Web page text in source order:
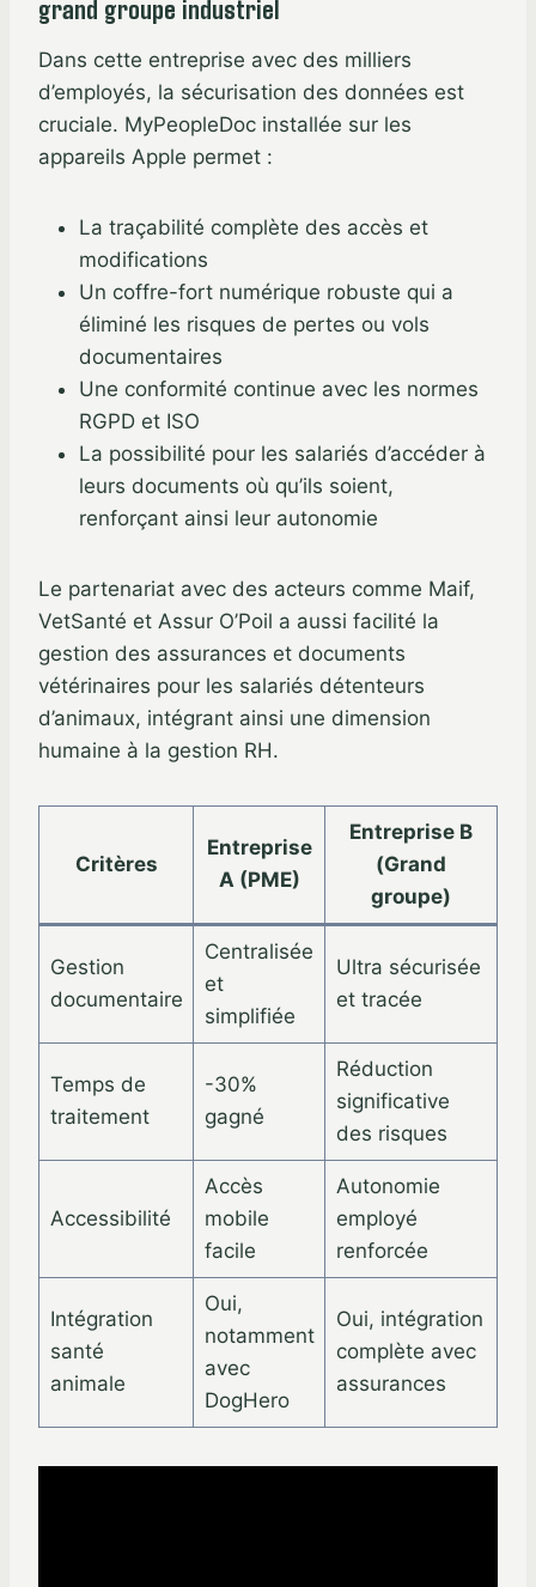
grand groupe industriel
Dans cette entreprise avec des milliers
d’employés, la sécurisation des données est
cruciale. MyPeopleDoc installée sur les
appareils Apple permet :
La traçabilité complète des accès et
modifications
Un coffre-fort numérique robuste qui a
éliminé les risques de pertes ou vols
documentaires
Une conformité continue avec les normes
RGPD et ISO
La possibilité pour les salariés d’accéder à
leurs documents où qu’ils soient,
renforçant ainsi leur autonomie
Le partenariat avec des acteurs comme Maif,
VetSanté et Assur O’Poil a aussi facilité la
gestion des assurances et documents
vétérinaires pour les salariés détenteurs
d’animaux, intégrant ainsi une dimension
humaine à la gestion RH.
Critères
Entreprise
A (PME)
Entreprise B
(Grand
groupe)
Gestion
documentaire
Centralisée
et
simplifiée
Ultra sécurisée
et tracée
Temps de
traitement
-30%
gagné
Réduction
significative
des risques
Accessibilité
Accès
mobile
facile
Autonomie
employé
renforcée
Intégration
santé
animale
Oui,
notamment
avec
DogHero
Oui, intégration
complète avec
assurances